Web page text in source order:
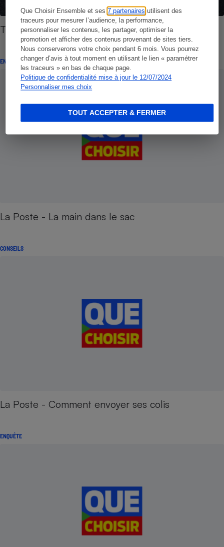
Que Choisir Ensemble et ses7 partenaires utilisent des
traceurs pour mesurer l’audience, la performance,
personnaliser les contenus, les partager, optimiser la
promotion et afficher des contenus provenant de sites tiers.
Nous conserverons votre choix pendant 6 mois. Vous pourrez
changer d’avis à tout moment en utilisant le lien « paramétrer
les traceurs » en bas de chaque page.
Politique de confidentialité mise à jour le 12/07/2024
Personnaliser mes choix
TOUT ACCEPTER & FERMER
Timbre rouge - La Poste met le feu aux poudres
ENQUÊTE
La Poste - La main dans le sac
CONSEILS
La Poste - Comment envoyer ses colis
ENQUÊTE